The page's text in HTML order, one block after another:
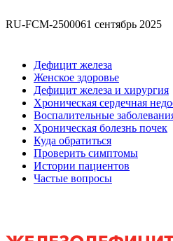
RU-FCM-2500061 сентябрь 2025
Дефицит железа
Женское здоровье
Дефицит железа и хирургия
Хроническая сердечная
Воспалительные
Хроническая болезнь почек
Куда обратиться
Проверить симптомы
Истории пациентов
Частые вопросы